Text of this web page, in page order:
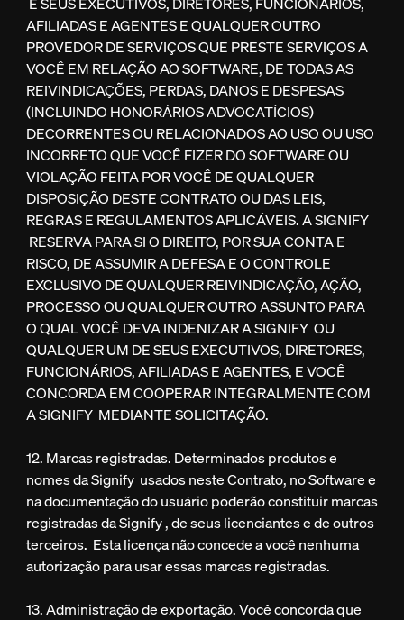
AFILIADAS E AGENTES E QUALQUER OUTRO
PROVEDOR DE SERVIÇOS QUE PRESTE SERVIÇOS A
VOCÊ EM RELAÇÃO AO SOFTWARE, DE TODAS AS
REIVINDICAÇÕES, PERDAS, DANOS E DESPESAS
(INCLUINDO HONORÁRIOS ADVOCATÍCIOS)
DECORRENTES OU RELACIONADOS AO USO OU USO
INCORRETO QUE VOCÊ FIZER DO SOFTWARE OU
VIOLAÇÃO FEITA POR VOCÊ DE QUALQUER
DISPOSIÇÃO DESTE CONTRATO OU DAS LEIS,
REGRAS E REGULAMENTOS APLICÁVEIS. A SIGNIFY
RESERVA PARA SI O DIREITO, POR SUA CONTA E
RISCO, DE ASSUMIR A DEFESA E O CONTROLE
EXCLUSIVO DE QUALQUER REIVINDICAÇÃO, AÇÃO,
PROCESSO OU QUALQUER OUTRO ASSUNTO PARA
O QUAL VOCÊ DEVA INDENIZAR A SIGNIFY OU
QUALQUER UM DE SEUS EXECUTIVOS, DIRETORES,
FUNCIONÁRIOS, AFILIADAS E AGENTES, E VOCÊ
CONCORDA EM COOPERAR INTEGRALMENTE COM
A SIGNIFY MEDIANTE SOLICITAÇÃO.
12. Marcas registradas. Determinados produtos e
nomes da Signify usados neste Contrato, no Software e
na documentação do usuário poderão constituir marcas
registradas da Signify , de seus licenciantes e de outros
terceiros. Esta licença não concede a você nenhuma
autorização para usar essas marcas registradas.
13. Administração de exportação. Você concorda que